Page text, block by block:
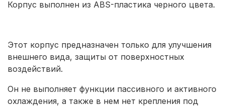
Корпус выполнен из ABS-пластика черного цвета.
Этот корпус предназначен только для улучшения
внешнего вида, защиты от поверхностных
воздействий.
Он не выполняет функции пассивного и активного
охлаждения, а также в нем нет крепления под